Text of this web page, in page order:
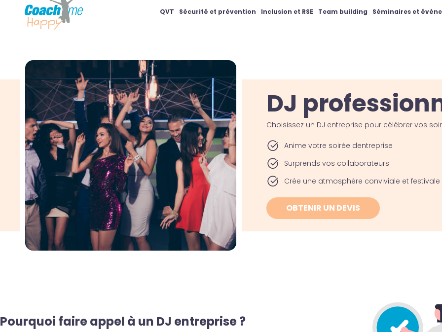
QVT Sécurité et prévention Inclusion et RSE Team building Séminaires et
DJ
Choisissez un DJ entreprise pour célébrer vos
Anime votre soirée dentreprise
Surprends vos collaborateurs
Crée une atmosphère conviviale et festivale
OBTENIR UN DEVIS
Pourquoi faire appel à un DJ entreprise ?